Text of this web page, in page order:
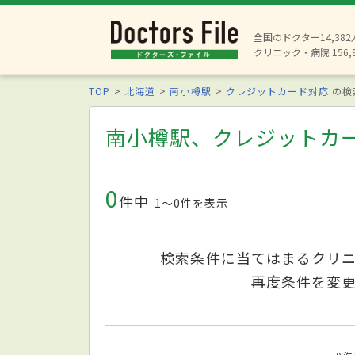
全国のドクター14,382
クリニック・病院
TOP 北海道 南小樽駅 クレジットカード対応 の
南小樽駅、クレジットカ
0件中 1〜0件を表示
検索条件に当てはまるクリ
再度条件を変